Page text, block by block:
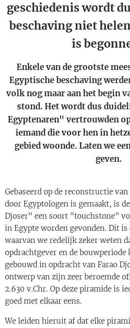
geschiedenis wordt
beschaving niet
is
Enkele van de grootste
Egyptische beschaving
volk nog maar aan het begin
stond. Het wordt dus
Egyptenaren" vertrouwden
iemand die voor hen in
gebied woonde. Laten we
geven.
Gebaseerd op de reconstructie
door Egyptologen is gemaakt, is
Djoser" een soort "touchstone"
in Egypte worden gevonden. Dit is
waarvan we redelijk zeker weten
opdrachtgever en de bouwperiode
gebouwd in opdracht van Farao
ontwerp van zijn zeer beroemde
2.630 v.Chr. Op deze piramide is
goed met elkaar eens.
We leiden hieruit af dat elke